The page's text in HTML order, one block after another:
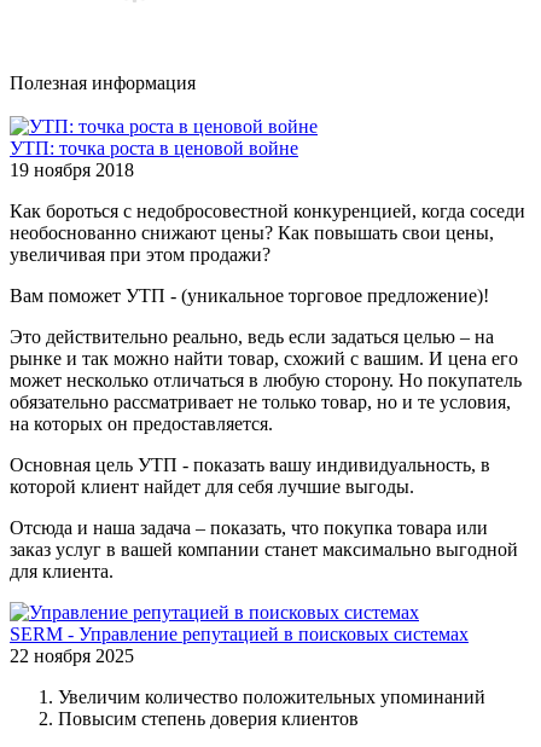
Полезная информация
УТП: точка роста в ценовой войне
19 ноября 2018
Как бороться с недобросовестной конкуренцией, когда соседи
необоснованно снижают цены? Как повышать свои цены,
увеличивая при этом продажи?
Вам поможет УТП - (уникальное торговое предложение)!
Это действительно реально, ведь если задаться целью – на
рынке и так можно найти товар, схожий с вашим. И цена его
может несколько отличаться в любую сторону. Но покупатель
обязательно рассматривает не только товар, но и те условия,
на которых он предоставляется.
Основная цель УТП - показать вашу индивидуальность, в
которой клиент найдет для себя лучшие выгоды.
Отсюда и наша задача – показать, что покупка товара или
заказ услуг в вашей компании станет максимально выгодной
для клиента.
SERM - Управление репутацией в поисковых системах
22 ноября 2025
Увеличим количество положительных упоминаний
Повысим степень доверия клиентов